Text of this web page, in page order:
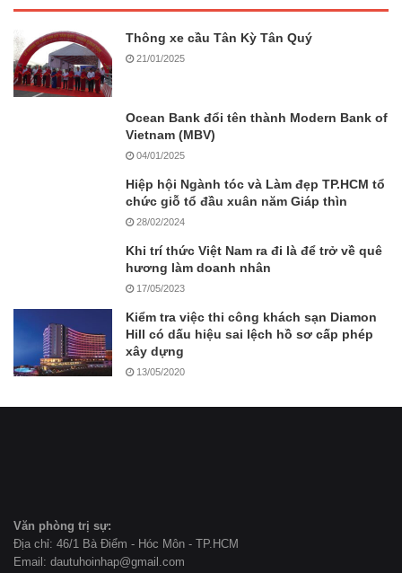
Thông xe cầu Tân Kỳ Tân Quý
21/01/2025
Ocean Bank đổi tên thành Modern Bank of
Vietnam (MBV)
04/01/2025
Hiệp hội Ngành tóc và Làm đẹp TP.HCM tổ
chức giỗ tổ đầu xuân năm Giáp thìn
28/02/2024
Khi trí thức Việt Nam ra đi là để trở về quê
hương làm doanh nhân
17/05/2023
Kiểm tra việc thi công khách sạn Diamon
Hill có dấu hiệu sai lệch hồ sơ cấp phép
xây dựng
13/05/2020
Văn phòng trị sự:
Địa chỉ: 46/1 Bà Điểm - Hóc Môn - TP.HCM
Email: dautuhoinhap@gmail.com